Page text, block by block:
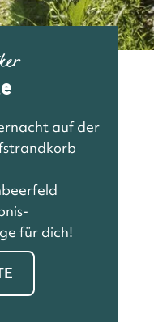
auf der
für dich!